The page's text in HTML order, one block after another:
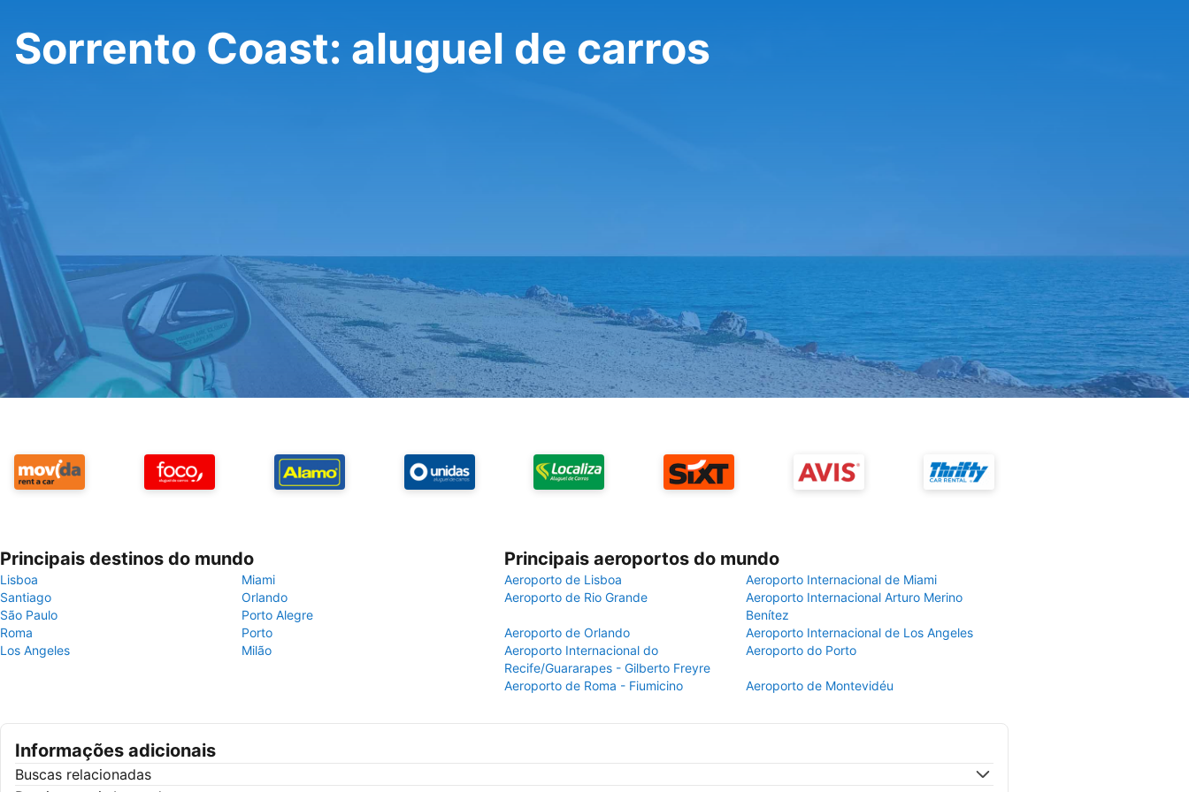
Sorrento Coast: aluguel de carros
Principais destinos do mundo
Lisboa
Miami
Santiago
Orlando
São Paulo
Porto Alegre
Roma
Porto
Los Angeles
Milão
Principais aeroportos do mundo
Aeroporto de Lisboa
Aeroporto Internacional de Miami
Aeroporto de Rio Grande
Aeroporto Internacional Arturo Merino
Benítez
Aeroporto de Orlando
Aeroporto Internacional de Los Angeles
Aeroporto Internacional do
Recife/Guararapes - Gilberto Freyre
Aeroporto do Porto
Aeroporto de Roma - Fiumicino Aeroporto de Montevidéu
Informações adicionais
Buscas relacionadas